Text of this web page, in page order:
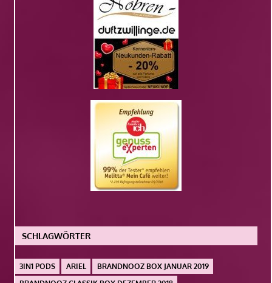
SCHLAGWÖRTER
3IN1 PODS ARIEL
BRANDNOOZ BOX JANUAR 2019